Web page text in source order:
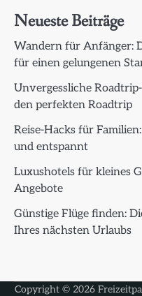
Neueste Beiträge
Wandern für Anfänger:
für einen gelungenen
Unvergessliche
den perfekten Roadtrip
Reise-Hacks für
und entspannt
Luxushotels für kleines
Angebote
Günstige Flüge finden:
Ihres nächsten Urlaubs
Copyright © 2026